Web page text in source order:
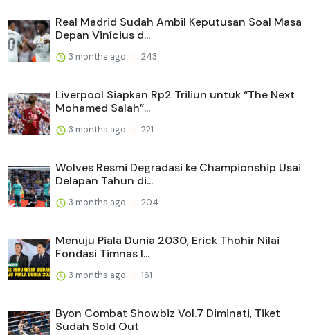
Real Madrid Sudah Ambil Keputusan Soal Masa
Depan Vinícius d...
3 months ago 243
Liverpool Siapkan Rp2 Triliun untuk “The Next
Mohamed Salah”...
3 months ago 221
Wolves Resmi Degradasi ke Championship Usai
Delapan Tahun di...
3 months ago 204
Menuju Piala Dunia 2030, Erick Thohir Nilai
Fondasi Timnas I...
3 months ago 161
Byon Combat Showbiz Vol.7 Diminati, Tiket
Sudah Sold Out